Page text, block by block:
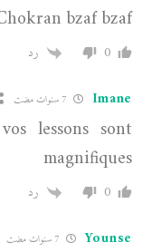
bzaf bzaf
0 رد
Imane
lessons sont
magnifiques
0 رد
Younse